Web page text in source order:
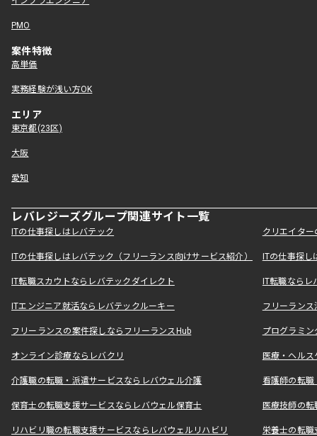
PMO
案件特徴
高単価
実務経験が浅い方OK
エリア
東京都(23区)
大阪
愛知
レバレジーズグループ関連サイト一覧
ITの仕事探しはレバテック クリエイタ
ITの仕事探しはレバテック（フリーランス向けサービス紹介） ITの仕事探
IT転職スカウトならレバテックダイレクト IT転職なら
ITエンジニア就活ならレバテックルーキー フリーラン
フリーランスの案件探しならフリーランスHub プログラミ
オンライン診療ならレバクリ 医療・ヘル
介護職の転職・派遣サービスならレバウェル介護 看護師の転
保育士の転職支援サービスならレバウェル保育士 医療技師の
リハビリ職の転職支援サービスならレバウェルリハビリ 栄養士の転